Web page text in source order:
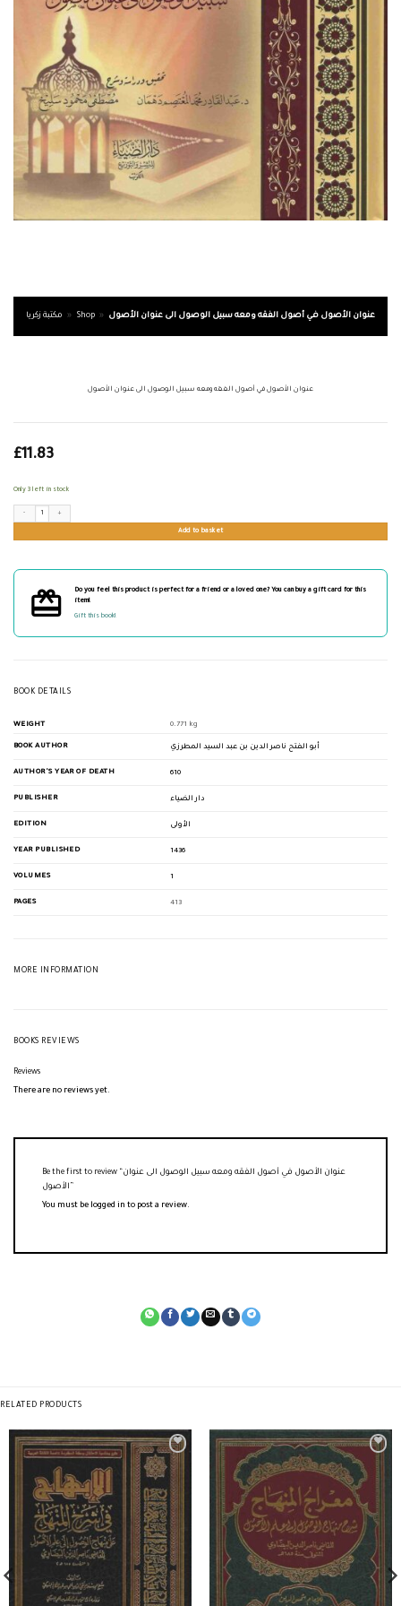
مكتبة زكريا » Shop » عنوان الأصول في أصول الفقه ومعه سبيل الوصول الى عنوان الأصول
عنوان الأصول في أصول الفقه ومعه سبيل الوصول الى عنوان الأصول
£11.83
Only 3 left in stock
Add to basket
Do you feel this product is perfect for a friend or a loved one? You can buy a gift card for this
item!
Gift this book!
BOOK DETAILS
WEIGHT 0.771 kg
BOOK AUTHOR أبو الفتح ناصر الدين بن عبد السيد المطرزي
AUTHOR'S YEAR OF DEATH 610
PUBLISHER دار الضياء
EDITION الأولى
YEAR PUBLISHED 1436
VOLUMES 1
PAGES 413
MORE INFORMATION
BOOKS REVIEWS
Reviews
There are no reviews yet.
Be the first to review “عنوان الأصول في أصول الفقه ومعه سبيل الوصول الى عنوان
You must be logged in to post a review.
RELATED PRODUCTS